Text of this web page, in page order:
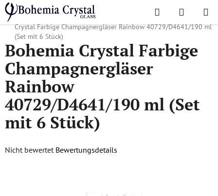
Zum
Inhalt
springen
Suchen
Startseite
/ Lieblingskollektionen / Rainbow, Crazy, Islands
Bohemia
Crystal Farbige Champagnergläser Rainbow 40729/D4641/190 ml
(Set mit 6 Stück)
Bohemia Crystal Farbige
Champagnergläser
Rainbow
40729/D4641/190 ml (Set
mit 6 Stück)
Die
Nicht bewertet Bewertungsdetails